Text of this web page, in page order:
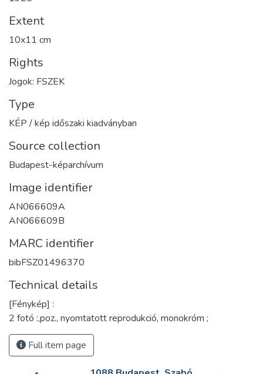
Extent
10x11 cm
Rights
Jogok: FSZEK
Type
KÉP / kép időszaki kiadványban
Source collection
Budapest-képarchívum
Image identifier
AN066609A
AN066609B
MARC identifier
bibFSZ01496370
Technical details
[Fénykép] :
2 fotó :,poz., nyomtatott reprodukció, monokróm ;
Full item page